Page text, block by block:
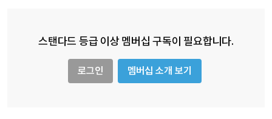
스탠다드 등급 이상 멤버십 구독이 필요합니다.
로그인 멤버십 소개 보기